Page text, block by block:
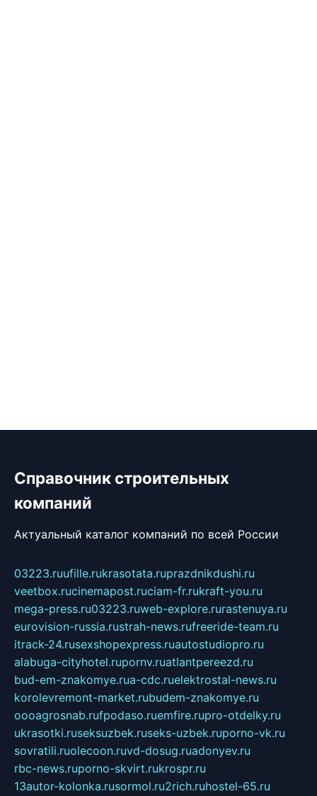
Справочник строительных
компаний
Актуальный каталог компаний по всей России
03223.ruufille.rukrasotata.ruprazdnikdushi.ru
veetbox.rucinemapost.ruciam-fr.rukraft-you.ru
mega-press.ru03223.ruweb-explore.rurastenuya.ru
eurovision-russia.rustrah-news.rufreeride-team.ru
itrack-24.rusexshopexpress.ruautostudiopro.ru
alabuga-cityhotel.rupornv.ruatlantpereezd.ru
bud-em-znakomye.rua-cdc.ruelektrostal-news.ru
korolevremont-market.rubudem-znakomye.ru
oooagrosnab.rufpodaso.ruemfire.rupro-otdelky.ru
ukrasotki.ruseksuzbek.ruseks-uzbek.ruporno-vk.ru
sovratili.ruolecoon.ruvd-dosug.ruadonyev.ru
rbc-news.ruporno-skvirt.rukrospr.ru
13autor-kolonka.rusormol.ru2rich.ruhostel-65.ru